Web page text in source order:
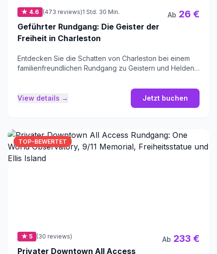
★ 4.6 (473 reviews)1 Std. 30 Min.
Geführter Rundgang: Die Geister der
Freiheit in Charleston
Ab 26 €
Entdecken Sie die Schatten von Charleston bei einem
familienfreundlichen Rundgang zu Geistern und Helden
View details → Jetzt buchen
TOP-BEWERTET
★ 5 (30 reviews)
Privater Downtown All Access
Ab 233 €